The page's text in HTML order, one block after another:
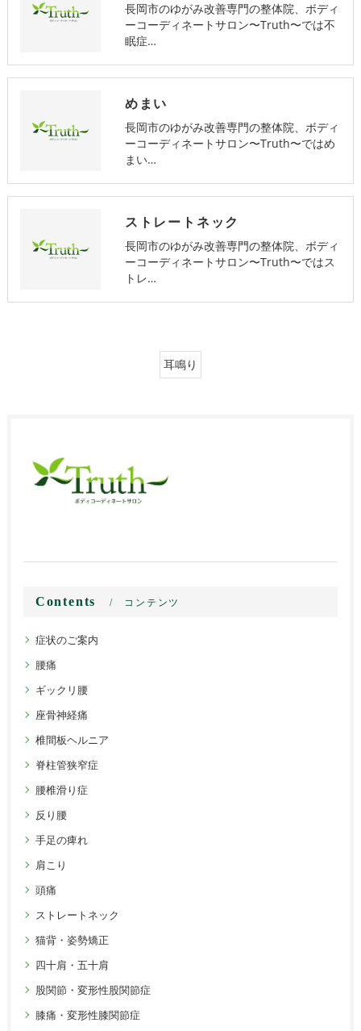
長岡市のゆがみ改善専門の整体院、ボディ
ーコーディネートサロン〜Truth〜では不
眠症…
めまい
長岡市のゆがみ改善専門の整体院、ボディ
ーコーディネートサロン〜Truth〜ではめ
まい…
ストレートネック
長岡市のゆがみ改善専門の整体院、ボディ
ーコーディネートサロン〜Truth〜ではス
トレ…
耳鳴り
Contents コンテンツ
症状のご案内
腰痛
ギックリ腰
座骨神経痛
椎間板ヘルニア
脊柱管狭窄症
腰椎滑り症
反り腰
手足の痺れ
肩こり
頭痛
ストレートネック
猫背・姿勢矯正
四十肩・五十肩
股関節・変形性股関節症
膝痛・変形性膝関節症